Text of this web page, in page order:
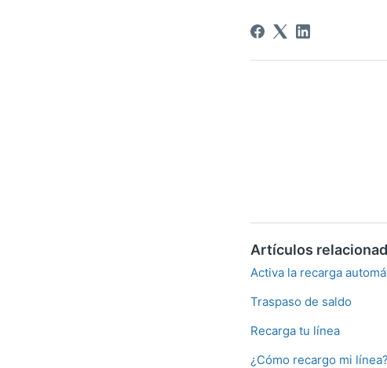
Artículos
Activa la recarga
Traspaso de saldo
Recarga tu línea
¿Cómo recargo mi línea?